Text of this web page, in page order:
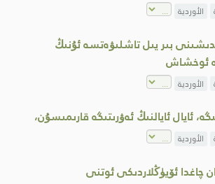
الأوردية
بىر يىل تاشلىۋەتسە ئۇنىڭ
ئوخشاش
الأوردية
ئايال ئايالنىڭ ئەۋرىتىگە قارىمىسۇن،
الأوردية
چاغدا ئۆيۈڭلاردىكى ئوتنى